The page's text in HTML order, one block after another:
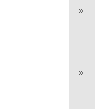
9
9